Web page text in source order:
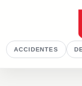
ACCIDENTES